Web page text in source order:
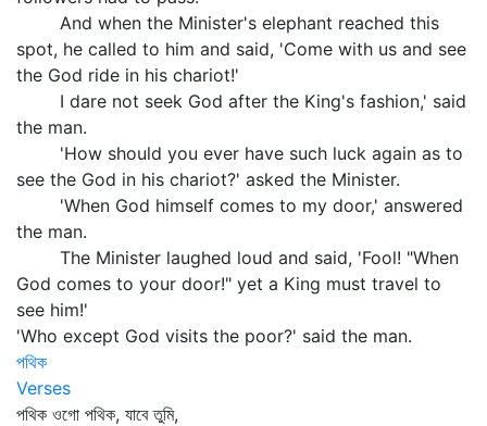
And when the Minister's elephant reached this
spot, he called to him and said, 'Come with us and see
the God ride in his chariot!'
I dare not seek God after the King's fashion,' said
the man.
'How should you ever have such luck again as to
see the God in his chariot?' asked the Minister.
'When God himself comes to my door,' answered
the man.
The Minister laughed loud and said, 'Fool! "When
God comes to your door!" yet a King must travel to
see him!'
'Who except God visits the poor?' said the man.
পথিক
Verses
পথিক ওগো পথিক, যাবে তুমি,